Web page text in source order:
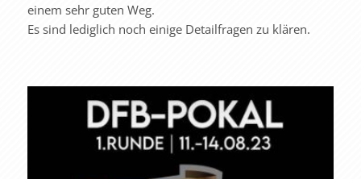
einem sehr guten Weg.
Es sind lediglich noch einige Detailfragen zu klären.